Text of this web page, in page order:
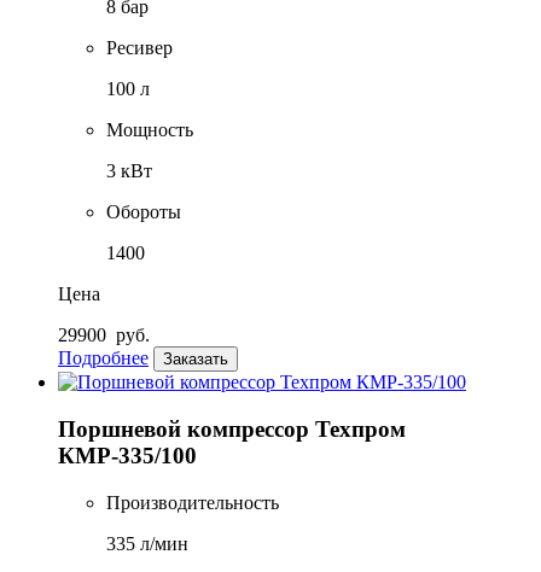
8 бар
Ресивер
100 л
Мощность
3 кВт
Обороты
1400
Цена
29900 руб.
Подробнее
Заказать
Поршневой компрессор Техпром
КМР-335/100
Производительность
335 л/мин